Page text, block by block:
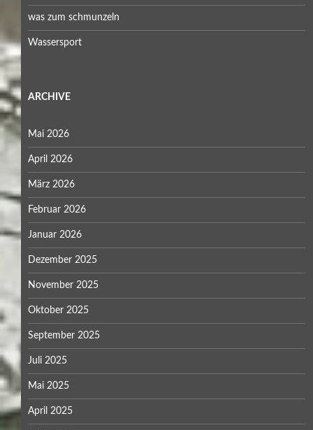
was zum schmunzeln
Wassersport
ARCHIVE
Mai 2026
April 2026
März 2026
Februar 2026
Januar 2026
Dezember 2025
November 2025
Oktober 2025
September 2025
Juli 2025
Mai 2025
April 2025